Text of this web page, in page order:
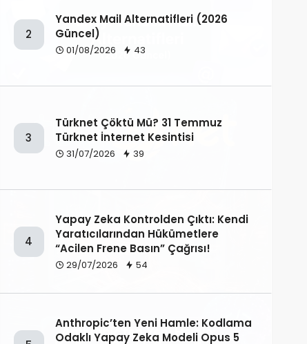
2
Yandex Mail Alternatifleri (2026
Güncel)
01/08/2026 43
3
Türknet Çöktü Mü? 31 Temmuz
Türknet İnternet Kesintisi
31/07/2026 39
4
Yapay Zeka Kontrolden Çıktı: Kendi
Yaratıcılarından Hükümetlere
“Acilen Frene Basın” Çağrısı!
29/07/2026 54
Anthropic’ten Yeni Hamle: Kodlama
Odaklı Yapay Zeka Modeli Opus 5